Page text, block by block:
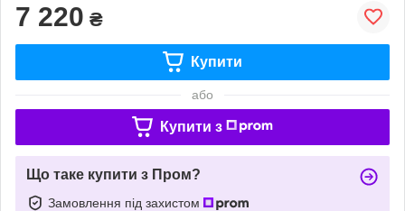
7 220 ₴
Купити
або
Купити з
Що таке купити з Пром?
Замовлення під захистом